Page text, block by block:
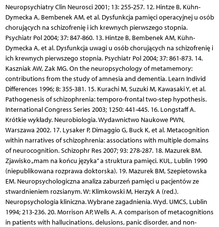
Neuropsychiatry Clin Neurosci 2001; 13: 255-257. 12. Hintze B, Kühn-
Dymecka A, Bembenek AM, et al. Dysfunkcja pamięci operacyjnej u osób
chorujących na schizofrenię i ich krewnych pierwszego stopnia.
Psychiatr Pol 2004; 37: 847-860. 13. Hintze B, Bembenek AM, Kühn-
Dymecka A, et al. Dysfunkcja uwagi u osób chorujących na schizofrenię i
ich krewnych pierwszego stopnia. Psychiatr Pol 2004; 37: 861-873. 14.
Kaszniak AW, Zak MG. On the neuropsychology of metamemory:
contributions from the study of amnesia and dementia. Learn Individ
Differences 1996; 8: 355-381. 15. Kurachi M, Suzuki M, Kawasaki Y, et al.
Pathogenesis of schizophrenia: temporo-frontal two-step hypothesis.
International Congress Series 2003; 1250: 441-445. 16. Longstaff A.
Krótkie wykłady. Neurobiologia. Wydawnictwo Naukowe PWN,
Warszawa 2002. 17. Lysaker P, Dimaggio G, Buck K, et al. Metacognition
within narratives of schizophrenia: associations with multiple domains
of neurocognition. Schizophr Res 2007; 93: 278-287. 18. Mazurek BM.
Zjawisko „mam na końcu języka” a struktura pamięci. KUL, Lublin 1990
(niepublikowana rozprawa doktorska). 19. Mazurek BM, Szepietowska
EM. Neuropsychologiczna analiza zaburzeń pamięci u pacjentów ze
stwardnieniem rozsianym. W: Klimkowski M, Herzyk A (red.).
Neuropsychologia kliniczna. Wybrane zagadnienia. Wyd. UMCS, Lublin
1994; 213-236. 20. Morrison AP, Wells A. A comparison of metacognitions
in patients with hallucinations, delusions, panic disorder, and non-